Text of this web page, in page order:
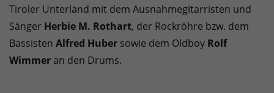
Tiroler Unterland mit dem Ausnahmegitarristen und
Sänger Herbie M. Rothart, der Rockröhre bzw. dem
Bassisten Alfred Huber sowie dem Oldboy Rolf
Wimmer an den Drums.